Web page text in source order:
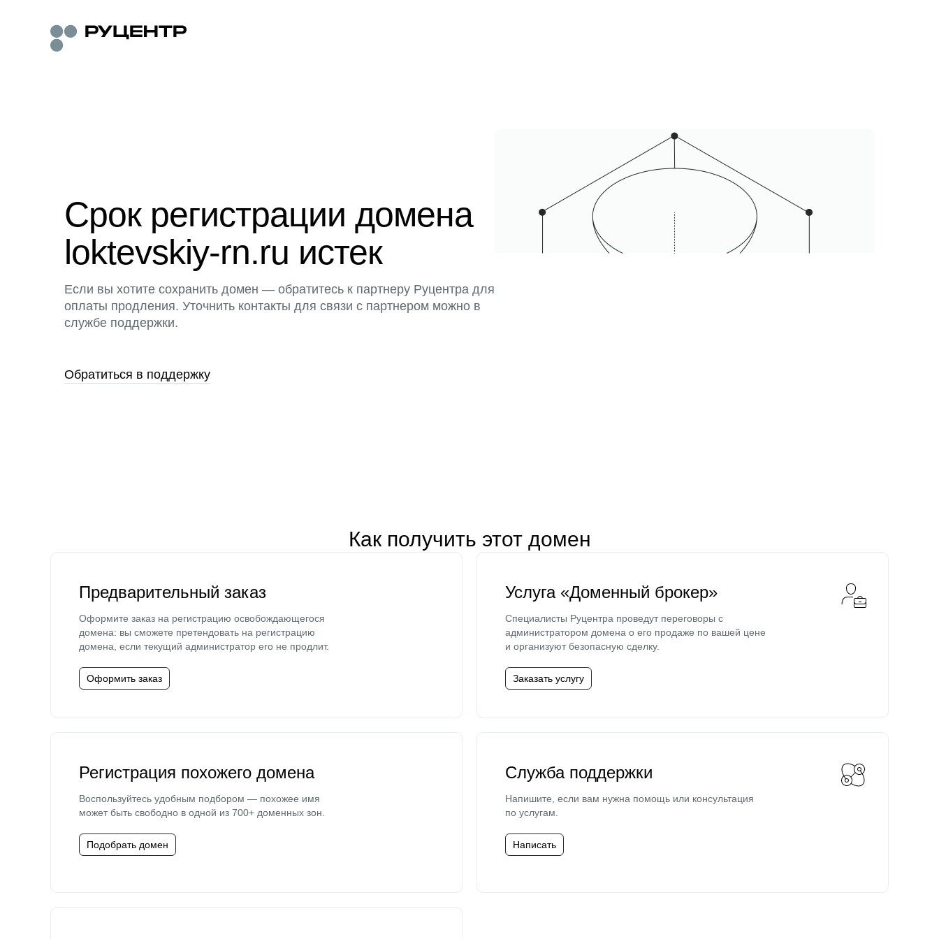
Срок регистрации домена
loktevskiy-rn.ru истек
Если вы хотите сохранить домен — обратитесь к партнеру Руцентра для
оплаты продления. Уточнить контакты для связи с партнером можно в
службе поддержки.
Обратиться в поддержку
Как получить этот домен
Предварительный заказ
Оформите заказ на регистрацию освобождающегося
домена: вы сможете претендовать на регистрацию
домена, если текущий администратор его не продлит.
Оформить заказ
Услуга «Доменный брокер»
Специалисты Руцентра проведут переговоры с
администратором домена о его продаже по вашей цене
и организуют безопасную сделку.
Заказать услугу
Регистрация похожего домена
Воспользуйтесь удобным подбором — похожее имя
может быть свободно в одной из 700+ доменных зон.
Подобрать домен
Служба поддержки
Напишите, если вам нужна помощь или консультация
по услугам.
Написать